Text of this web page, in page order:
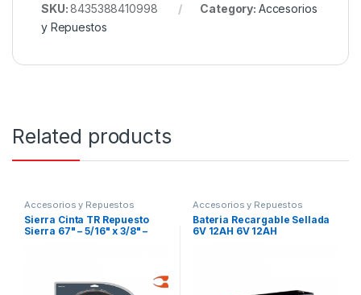
SKU:8435388410998 Category: Accesorios
y Repuestos
Related products
Accesorios y Repuestos
Sierra Cinta TR Repuesto
Sierra 67" – 5/16" x 3/8" –
Accesorios y Repuestos
Bateria Recargable Sellada
6V 12AH 6V 12AH